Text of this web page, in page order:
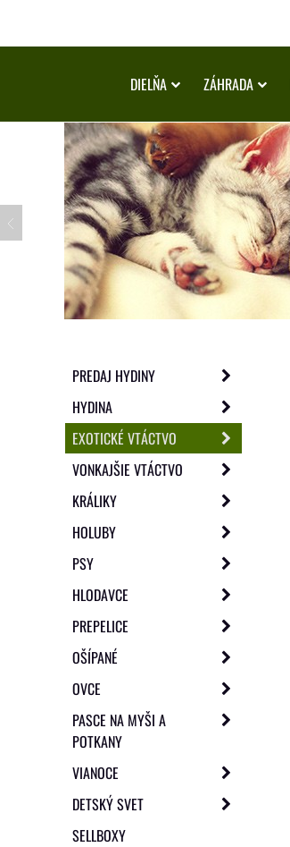
DIELŇA ZÁHRADA
PREDAJ HYDINY
HYDINA
EXOTICKÉ VTÁCTVO
VONKAJŠIE VTÁCTVO
KRÁLIKY
HOLUBY
PSY
HLODAVCE
PREPELICE
OŠÍPANÉ
OVCE
PASCE NA MYŠI A
POTKANY
VIANOCE
DETSKÝ SVET
SELLBOXY